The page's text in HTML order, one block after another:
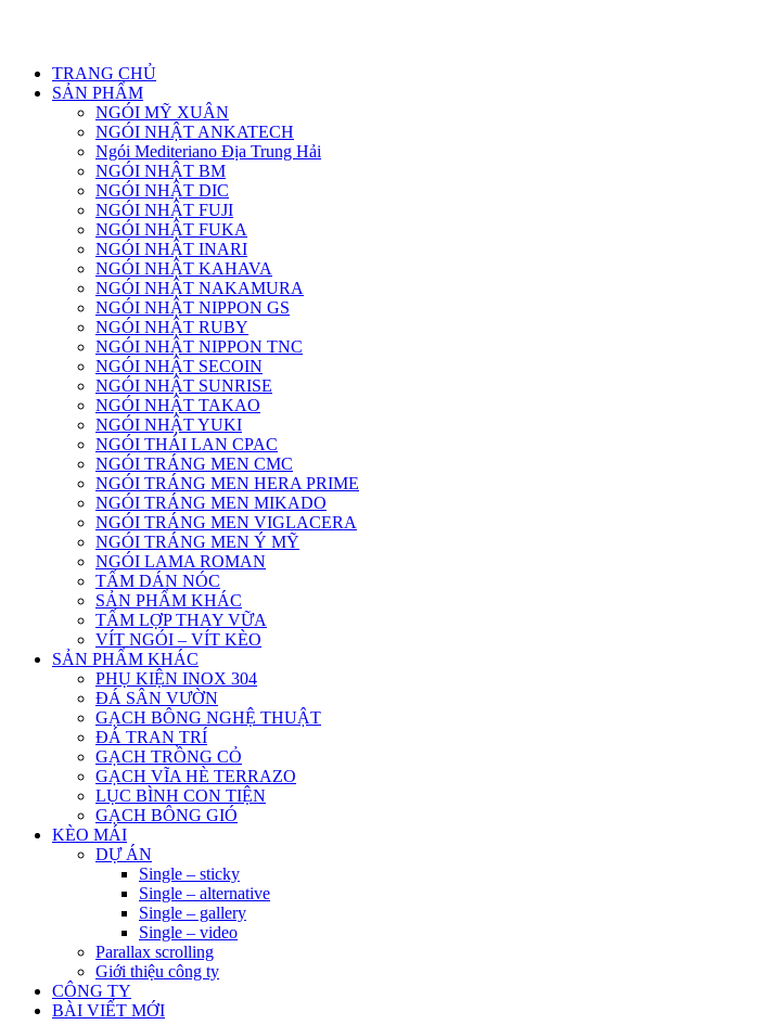
TRANG CHỦ
SẢN PHẨM
NGÓI MỸ XUÂN
NGÓI NHẬT ANKATECH
Ngói Mediteriano Địa Trung Hải
NGÓI NHẬT BM
NGÓI NHẬT DIC
NGÓI NHẬT FUJI
NGÓI NHẬT FUKA
NGÓI NHẬT INARI
NGÓI NHẬT KAHAVA
NGÓI NHẬT NAKAMURA
NGÓI NHẬT NIPPON GS
NGÓI NHẬT RUBY
NGÓI NHẬT NIPPON TNC
NGÓI NHẬT SECOIN
NGÓI NHẬT SUNRISE
NGÓI NHẬT TAKAO
NGÓI NHẬT YUKI
NGÓI THÁI LAN CPAC
NGÓI TRÁNG MEN CMC
NGÓI TRÁNG MEN HERA PRIME
NGÓI TRÁNG MEN MIKADO
NGÓI TRÁNG MEN VIGLACERA
NGÓI TRÁNG MEN Ý MỸ
NGÓI LAMA ROMAN
TẤM DÁN NÓC
SẢN PHẨM KHÁC
TẤM LỢP THAY VỮA
VÍT NGÓI – VÍT KÈO
SẢN PHẨM KHÁC
PHỤ KIỆN INOX 304
ĐÁ SÂN VƯỜN
GẠCH BÔNG NGHỆ THUẬT
ĐÁ TRAN TRÍ
GẠCH TRỒNG CỎ
GẠCH VĨA HÈ TERRAZO
LỤC BÌNH CON TIỆN
GẠCH BÔNG GIÓ
KÈO MÁI
DỰ ÁN
Single – sticky
Single – alternative
Single – gallery
Single – video
Parallax scrolling
Giới thiệu công ty
CÔNG TY
BÀI VIẾT MỚI